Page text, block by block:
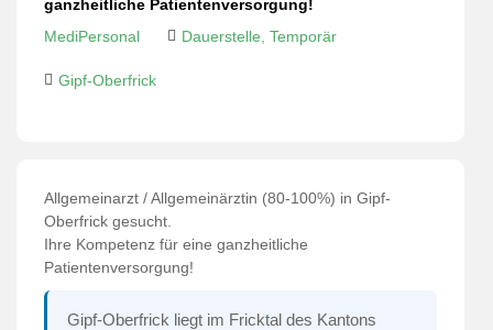
ganzheitliche Patientenversorgung!
MediPersonal
Dauerstelle, Temporär
Gipf-Oberfrick
Allgemeinarzt / Allgemeinärztin (80-100%) in Gipf-
Oberfrick gesucht.
Ihre Kompetenz für eine ganzheitliche
Patientenversorgung!
Gipf-Oberfrick liegt im Fricktal des Kantons